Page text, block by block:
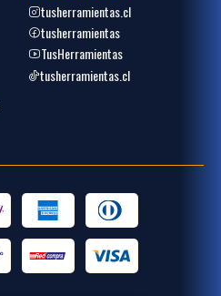
tusherramientas.cl
tusherramientas
TusHerramientas
tusherramientas.cl